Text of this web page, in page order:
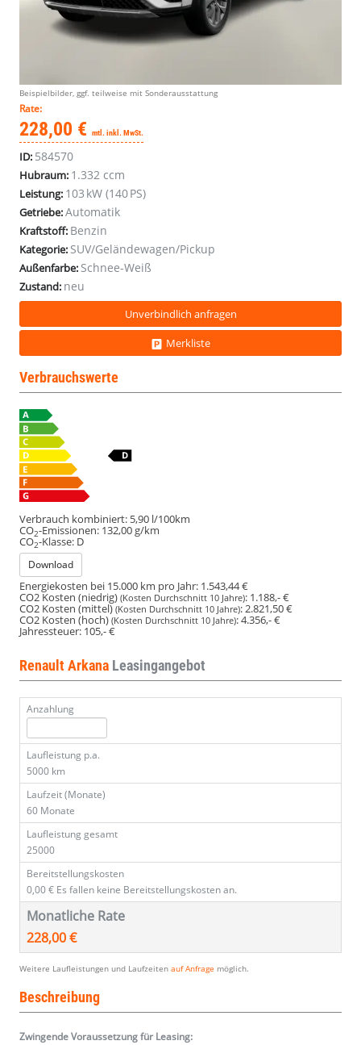
Beispielbilder, ggf. teilweise mit Sonderausstattung
Rate:
228,00 € mtl. inkl. MwSt.
ID: 584570
Hubraum: 1.332 ccm
Leistung: 103 kW (140 PS)
Getriebe:Automatik
Kraftstoff: Benzin
Kategorie: SUV/Geländewagen/Pickup
Außenfarbe: Schnee-Weiß
Zustand: neu
Unverbindlich anfragen
Merkliste
Verbrauchswerte
Verbrauch kombiniert: 5,90 l/100km
CO2-Emissionen: 132,00 g/km
CO2-Klasse: D
Download
Energiekosten bei 15.000 km pro Jahr: 1.543,44 €
CO2 Kosten (niedrig) (Kosten Durchschnitt 10 Jahre): 1.188,- €
CO2 Kosten (mittel)(Kosten Durchschnitt 10 Jahre):2.821,50 €
CO2 Kosten (hoch) (Kosten Durchschnitt 10 Jahre):4.356,- €
Jahressteuer: 105,- €
Renault Arkana Leasingangebot
Anzahlung
Laufleistung p.a.
5000 km
Laufzeit (Monate)
60 Monate
Laufleistung gesamt
25000
Bereitstellungskosten
0,00 € Es fallen keine Bereitstellungskosten an.
Monatliche Rate
228,00 €
Weitere Laufleistungen und Laufzeiten auf Anfrage möglich.
Beschreibung
Zwingende Voraussetzung für Leasing: